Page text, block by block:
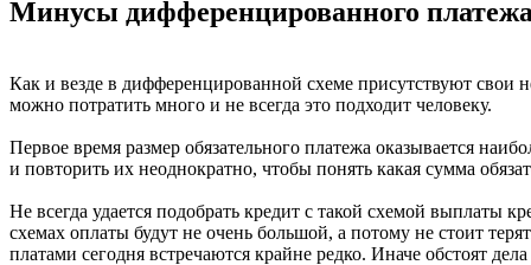
Минусы дифференцированного
Как и везде в дифференцированной схеме присутствуют
можно потратить много и не всегда это подходит человеку.
Первое время размер обязательного платежа оказывается
и повторить их неоднократно, чтобы понять какая сумма
Не всегда удается подобрать кредит с такой схемой выплаты
схемах оплаты будут не очень большой, а потому не стоит
платами сегодня встречаются крайне редко. Иначе обстоят